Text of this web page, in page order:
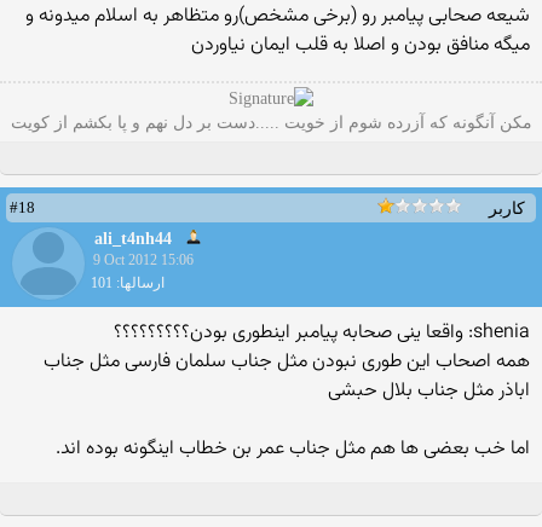
شیعه صحابی پیامبر رو (برخی مشخص)رو متظاهر به اسلام میدونه و
میگه منافق بودن و اصلا به قلب ایمان نیاوردن
مکن آنگونه که آزرده شوم از خویت .....دست بر دل نهم و پا بکشم از کویت
کاربر
#18
ali_t4nh44
9 Oct 2012 15:06
ارسالها: 101
shenia: واقعا ینی صحابه پیامبر اینطوری بودن؟؟؟؟؟؟؟؟؟
همه اصحاب این طوری نبودن مثل جناب سلمان فارسی مثل جناب
اباذر مثل جناب بلال حبشی
اما خب بعضی ها هم مثل جناب عمر بن خطاب اینگونه بوده اند.